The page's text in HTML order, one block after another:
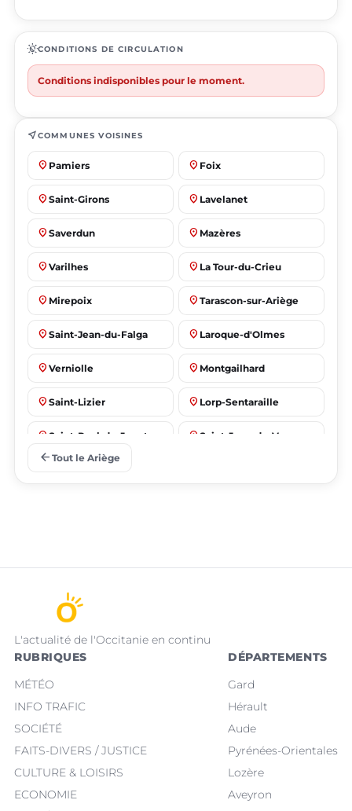
routineCONDITIONS DE CIRCULATION
Conditions indisponibles pour le moment.
near_meCOMMUNES VOISINES
place Pamiers place Foix
place Saint-Girons place Lavelanet
place Saverdun place Mazères
place Varilhes place La Tour-du-Crieu
place Mirepoix place Tarascon-sur-Ariège
place Saint-Jean-du-Falga place Laroque-d'Olmes
place Verniolle place Montgailhard
place Saint-Lizier place Lorp-Sentaraille
place Saint-Paul-de-Jarrat place Saint-Jean-de-Verges
arrow_back Tout le Ariège
L'actualité de l'Occitanie en continu
RUBRIQUES
MÉTÉO
INFO TRAFIC
SOCIÉTÉ
FAITS-DIVERS / JUSTICE
CULTURE & LOISIRS
ECONOMIE
DÉPARTEMENTS
Gard
Hérault
Aude
Pyrénées-Orientales
Lozère
Aveyron